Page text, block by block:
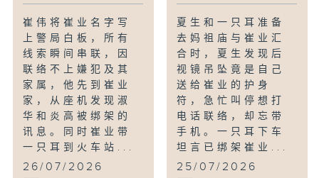
崔伟将崔业名字写
上警局白板，所有
线索瞬间串联，因
联络不上嫌犯及其
家属，他先到崔业
家，从座机发现淑
华和炎高被绑架的
讯息。同时崔业带
一只耳到火车站...
26/07/2026
夏生和一只耳准备
去妈祖庙与崔业汇
合时，夏生发现后
视镜吊坠竟是自己
送给崔业的护身
符，急忙叫停想打
电话联络，却忘带
手机。一只耳下车
坦言已绑架崔业...
25/07/2026